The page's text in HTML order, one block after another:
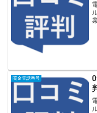
闇金電話番号